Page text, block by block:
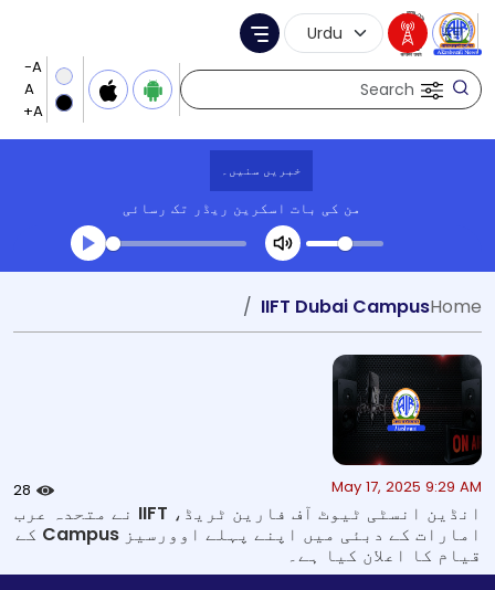
Search
Language Selection
Menu
خبریں سنیں۔
من کی بات اسکرین ریڈر تک رسائی
Transcript summary
کھیلیں آڈیو Home
IIFT Dubai Campus
May 17, 2025 9:29 AM
28
انڈین انسٹی ٹیوٹ آف فارین ٹریڈ، IIFT نے متحدہ عرب
امارات کے دبئی میں اپنے پہلے اوورسیز Campus کے
قیام کا اعلان کیا ہے۔